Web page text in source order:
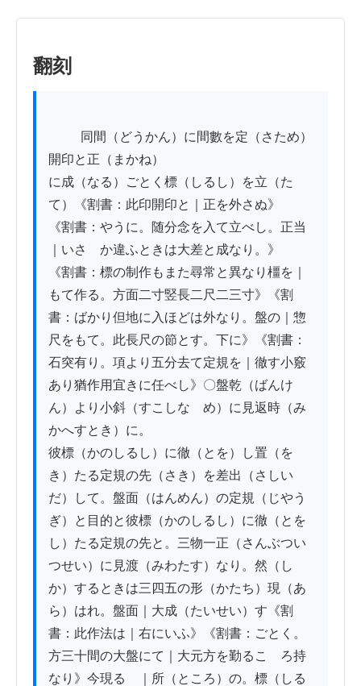
翻刻
開印と正（まかね）
に成（なる）ごとく標（しるし）を立（た
て）《割書：此印開印と｜正を外さぬ》
《割書：やうに。随分念を入て立べし。正当
｜いさゝか違ふときは大差と成なり。》
《割書：標の制作もまた尋常と異なり橿を｜
もて作る。方面二寸竪長二尺二三寸》《割
書：ばかり但地に入ほどは外なり。盤の｜惣
尺をもて。此長尺の節とす。下に》《割書：
石突有り。項より五分去て定規を｜徹す小竅
あり猶作用宜きに任べし》〇盤乾（ばんけ
ん）より小斜（すこしなゝめ）に見返時（み
かへすとき）に。
彼標（かのしるし）に徹（とを）し置（を
き）たる定規の先（さき）を差出（さしい
だ）して。盤面（はんめん）の定規（じやう
ぎ）と目的と彼標（かのしるし）に徹（とを
し）たる定規の先と。三物一正（さんぶつい
つせい）に見渡（みわたす）なり。然（し
か）するときは三四五の形（かたち）現（あ
ら）はれ。盤面｜大成（たいせい）す《割
書：此作法は｜右にいふ》《割書：ごとく。
方三十間の大盤にて｜大元方を勤るこゝろ持
なり》今現るゝ｜所（ところ）の。標（しる